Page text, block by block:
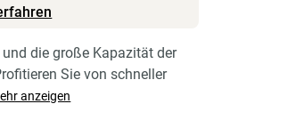
die große Kapazität der
Sie von schneller
anzeigen